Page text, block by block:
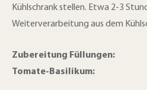
Kühlschrank stellen. Etwa 2-3
Weiterverarbeitung aus dem
Zubereitung Füllungen:
Tomate-Basilikum: